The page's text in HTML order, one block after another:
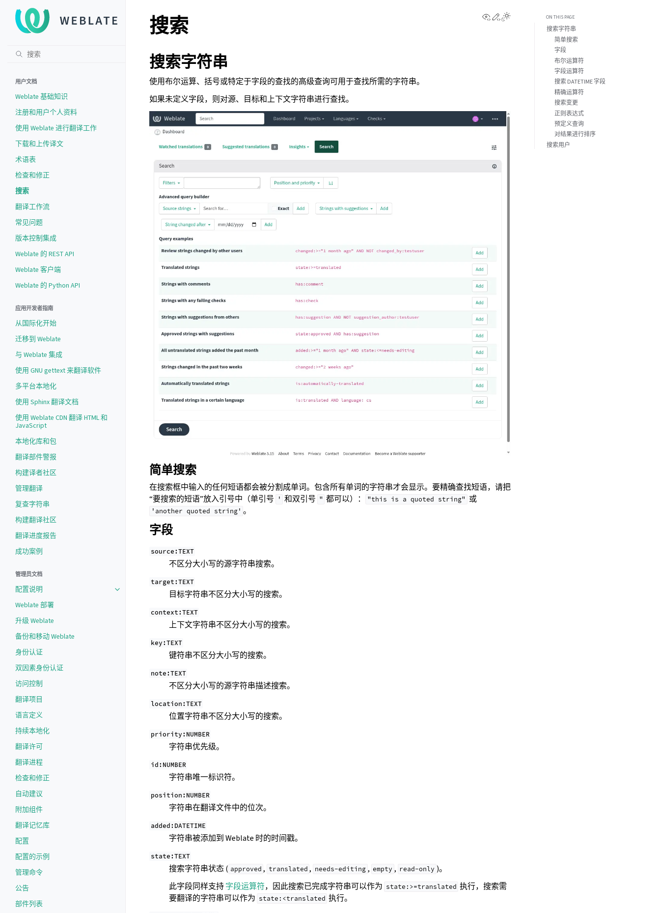
用户文档
Weblate 基础知识
注册和用户个人资料
使用 Weblate 进行翻译工作
下载和上传译文
术语表
检查和修正
搜索
翻译工作流
常见问题
版本控制集成
Weblate 的 REST API
Weblate 客户端
Weblate 的 Python API
应用开发者指南
从国际化开始
迁移到 Weblate
与 Weblate 集成
使用 GNU gettext 来翻译软件
多平台本地化
使用 Sphinx 翻译文档
使用 Weblate CDN 翻译 HTML 和
JavaScript
本地化库和包
翻译部件警报
构建译者社区
管理翻译
复查字符串
构建翻译社区
翻译进度报告
成功案例
管理员文档
配置说明
Weblate 部署
升级 Weblate
备份和移动 Weblate
身份认证
双因素身份认证
访问控制
翻译项目
语言定义
持续本地化
翻译许可
翻译进程
检查和修正
自动建议
附加组件
翻译记忆库
配置
配置的示例
管理命令
公告
部件列表
View this page
Edit this page
搜索
搜索字符串
使用布尔运算、括号或特定于字段的查找的高级查询可用于查找所需的字符串。
如果未定义字段，则对源、目标和上下文字符串进行查找。
简单搜索
在搜索框中输入的任何短语都会被分割成单词。包含所有单词的字符串才会显示。要精确查找短语，请把
“要搜索的短语”放入引号中（单引号
' 和双引号 " 都可以）： "this is a quoted string" 或
'another quoted string' 。
字段
source:TEXT
不区分大小写的源字符串搜索。
target:TEXT
目标字符串不区分大小写的搜索。
context:TEXT
上下文字符串不区分大小写的搜索。
key:TEXT
键符串不区分大小写的搜索。
note:TEXT
不区分大小写的源字符串描述搜索。
location:TEXT
位置字符串不区分大小写的搜索。
priority:NUMBER
字符串优先级。
id:NUMBER
字符串唯一标识符。
position:NUMBER
字符串在翻译文件中的位次。
added:DATETIME
字符串被添加到 Weblate 时的时间戳。
state:TEXT
搜索字符串状态 ( approved , translated , needs-editing , empty , read-only )。
此字段同样支持字段运算符，因此搜索已完成字符串可以作为 state:>=translated 执行，搜索需
要翻译的字符串可以作为 state:<translated 执行。
ON THIS PAGE
搜索字符串
简单搜索
字段
布尔运算符
字段运算符
搜索 DATETIME 字段
精确运算符
搜索变更
正则表达式
预定义查询
对结果进行排序
搜索用户